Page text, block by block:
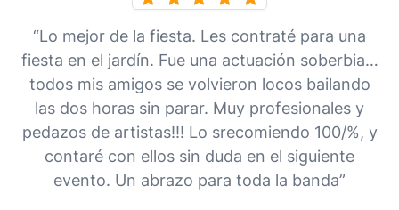
“Lo mejor de la fiesta. Les contraté para una
fiesta en el jardín. Fue una actuación soberbia…
todos mis amigos se volvieron locos bailando
las dos horas sin parar. Muy profesionales y
pedazos de artistas!!! Lo srecomiendo 100/%, y
contaré con ellos sin duda en el siguiente
evento. Un abrazo para toda la banda”